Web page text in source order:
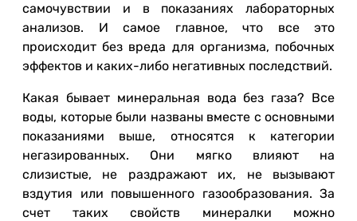
самочувствии и в показаниях лабораторных
анализов. И самое главное, что все это
происходит без вреда для организма, побочных
эффектов и каких-либо негативных последствий.
Какая бывает минеральная вода без газа? Все
воды, которые были названы вместе с основными
показаниями выше, относятся к категории
негазированных. Они мягко влияют на
слизистые, не раздражают их, не вызывают
вздутия или повышенного газообразования. За
счет таких свойств минералки можно